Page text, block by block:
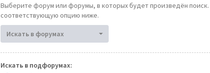
Выберите форум или форумы, в которых будет произведён
соответствующую опцию ниже.
Искать в форумах
Искать в подфорумах: